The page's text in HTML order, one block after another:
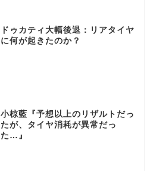
ドゥカティ大幅後退：リアタイヤ
に何が起きたのか？
小椋藍『予想以上のリザルトだっ
たが、タイヤ消耗が異常だっ
た…』